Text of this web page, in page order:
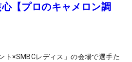
【プロのキャメロン調
ト×SMBCレディス」の会場で選手た